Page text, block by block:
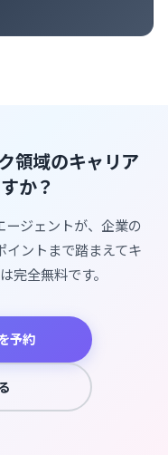
領域のキャリア
か？
ージェントが、企業の
イントまで踏まえてキ
完全無料です。
予約